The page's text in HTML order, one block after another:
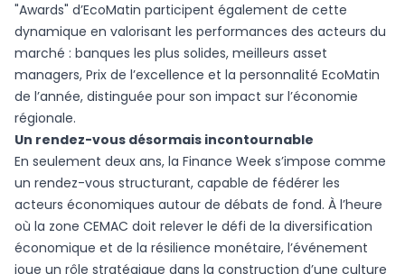
"Awards" d’EcoMatin participent également de cette
dynamique en valorisant les performances des acteurs du
marché : banques les plus solides, meilleurs asset
managers, Prix de l’excellence et la personnalité EcoMatin
de l’année, distinguée pour son impact sur l’économie
régionale.
Un rendez-vous désormais incontournable
En seulement deux ans, la Finance Week s’impose comme
un rendez-vous structurant, capable de fédérer les
acteurs économiques autour de débats de fond. À l’heure
où la zone CEMAC doit relever le défi de la diversification
économique et de la résilience monétaire, l’événement
joue un rôle stratégique dans la construction d’une culture